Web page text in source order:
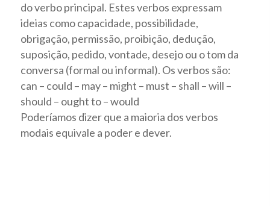
do verbo principal. Estes verbos expressam
ideias como capacidade, possibilidade,
obrigação, permissão, proibição, dedução,
suposição, pedido, vontade, desejo ou o tom da
conversa (formal ou informal). Os verbos são:
can – could – may – might – must – shall – will –
should – ought to – would
Poderíamos dizer que a maioria dos verbos
modais equivale a poder e dever.